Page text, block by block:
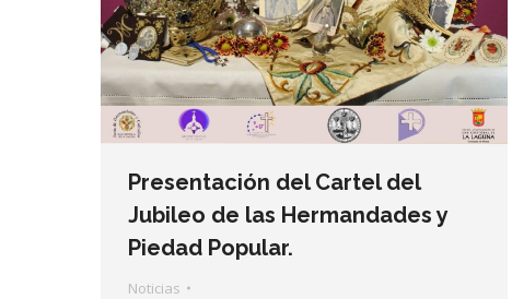
Presentación del Cartel del
Jubileo de las Hermandades y
Piedad Popular.
Noticias